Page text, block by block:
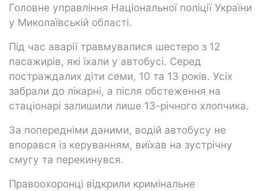
Головне управління Національної поліції України
у Миколаївській області.
Під час аварії травмувалися шестеро з 12
пасажирів, які їхали у автобусі. Серед
постраждалих діти семи, 10 та 13 років. Усіх
забрали до лікарні, а після обстеження на
стаціонарі залишили лише 13-річного хлопчика.
За попередніми даними, водій автобусу не
впорався із керуванням, виїхав на зустрічну
смугу та перекинувся.
Правоохоронці відкрили кримінальне